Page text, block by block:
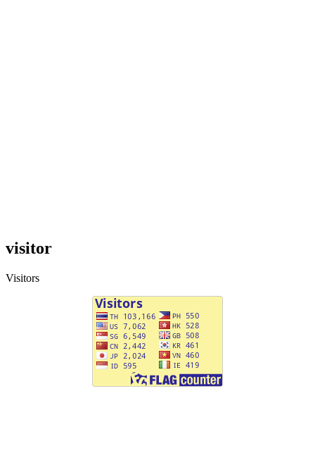
visitor
Visitors